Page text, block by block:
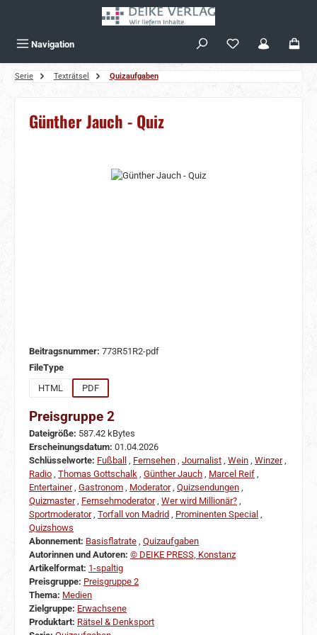
Navigation
Serie Texträtsel Quizaufgaben
Günther Jauch - Quiz
Bildergalerie überspringen
Beitragsnummer: 773R51R2-pdf
FileTypeauswählen
HTML
PDF
Preisgruppe 2
Dateigröße: 587.42 kBytes
Erscheinungsdatum: 01.04.2026
Schlüsselworte: Fußball , Fernsehen , Journalist , Wein , Winzer,
Radio , Thomas Gottschalk , Günther Jauch , Marcel Reif ,
Entertainer, Gastronom , Moderator, Quizsendungen ,
Quizmaster, Fernsehmoderator, Wer wird Millionär? ,
Sportmoderator, Torfall von Madrid , Prominenten Special ,
Quizshows
Abonnement: Basisflatrate , Quizaufgaben
Autorinnen und Autoren: © DEIKE PRESS, Konstanz
Artikelformat: 1-spaltig
Preisgruppe: Preisgruppe 2
Thema: Medien
Zielgruppe: Erwachsene
Produktart: Rätsel & Denksport